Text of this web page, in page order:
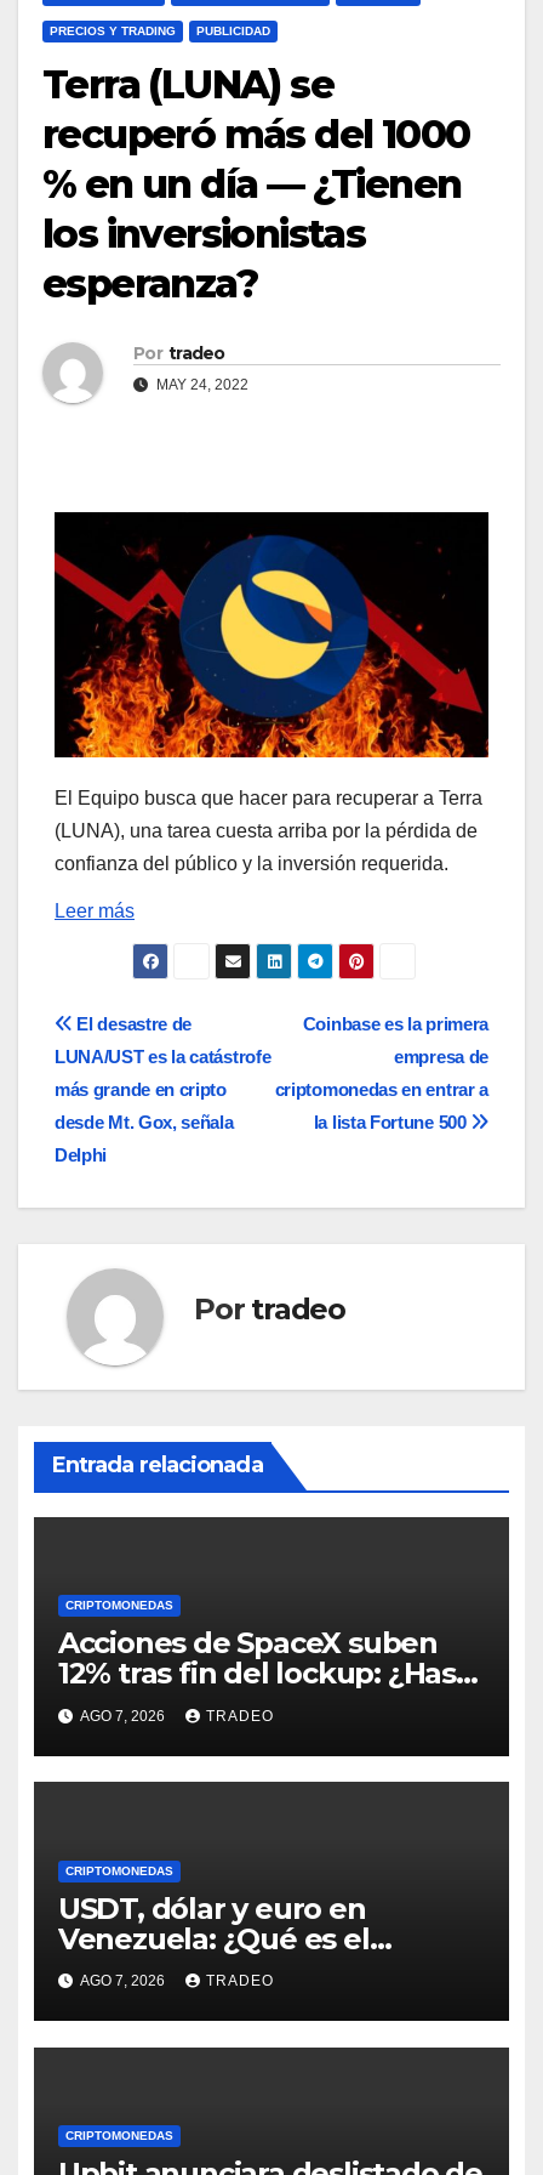
PRECIOS Y TRADING PUBLICIDAD
Terra (LUNA) se
recuperó más del 1000
% en un día — ¿Tienen
los inversionistas
esperanza?
Por tradeo
MAY 24, 2022
El Equipo busca que hacer para recuperar a Terra
(LUNA), una tarea cuesta arriba por la pérdida de
confianza del público y la inversión requerida.
Leer más
Navegación
de
entradas
Coinbase es la primera
empresa de
criptomonedas en entrar a
la lista Fortune 500
El desastre de
LUNA/UST es la catástrofe
más grande en cripto
desde Mt. Gox, señala
Delphi
Por tradeo
Entrada relacionada
CRIPTOMONEDAS
Acciones de SpaceX suben
12% tras fin del lockup: ¿Hasta
dónde podrían llegar en
agosto?
AGO 7, 2026 TRADEO
CRIPTOMONEDAS
USDT, dólar y euro en
Venezuela: ¿Qué es el
fenómeno “Rockets and
Feathers”?
AGO 7, 2026 TRADEO
CRIPTOMONEDAS